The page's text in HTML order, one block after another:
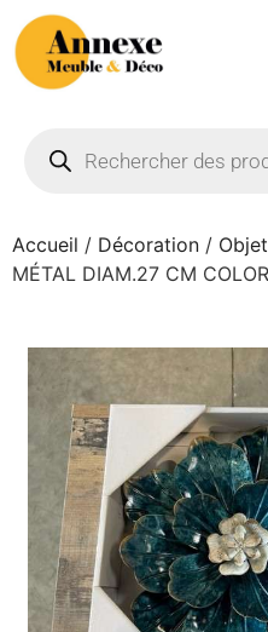
Accueil / Décoration /
MÉTAL DIAM.27 CM